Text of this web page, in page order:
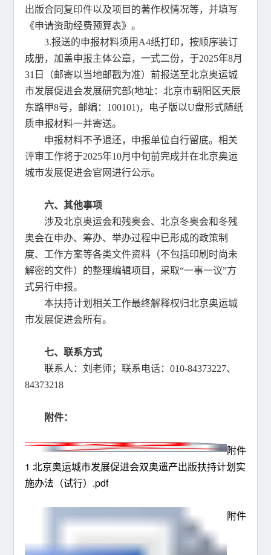
出版合同复印件以及项目的著作权情况等，并填写
《申请资助经费预算表》。
3.报送的申报材料须用A4纸打印，按顺序装订
成册，加盖申报主体公章，一式二份，于2025年8月
31日（邮寄以当地邮戳为准）前报送至北京奥运城
市发展促进会发展研究部(地址：北京市朝阳区天辰
东路甲8号，邮编：100101)，电子版以U盘形式随纸
质申报材料一并寄送。
申报材料不予退还，申报单位自行留底。相关
评审工作将于2025年10月中旬前完成并在北京奥运
城市发展促进会官网进行公示。
六、其他事项
涉及北京奥运会和残奥会、北京冬奥会和冬残
奥会在申办、筹办、举办过程中已形成的政策制
度、工作方案等各类文件资料（不包括印刷时尚未
解密的文件）的整理编辑项目，采取“一事一议”方
式另行申报。
本扶持计划相关工作最终解释权归北京奥运城
市发展促进会所有。
七、联系方式
联系人：刘老师；联系电话：010-84373227、
84373218
附件：
附件
1 北京奥运城市发展促进会双奥遗产出版扶持计划实
施办法（试行）.pdf
附件